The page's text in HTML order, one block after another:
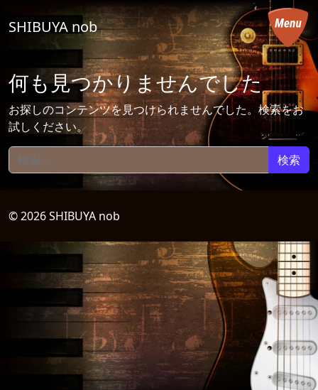
コンテンツへスキップ
メインナビゲーション
SHIBUYA nob
何も見つかりませんでした
お探しのコンテンツを見つけられませんでした。検索をお
試しください。
検索:
© 2026 SHIBUYA nob